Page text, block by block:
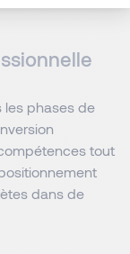
les phases de
tout
dans de